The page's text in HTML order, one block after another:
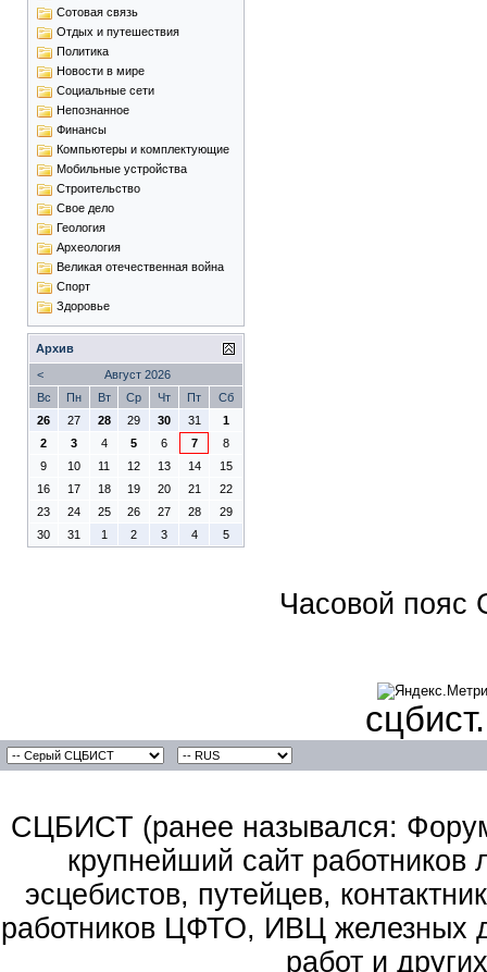
Сотовая связь
Отдых и путешествия
Политика
Новости в мире
Социальные сети
Непознанное
Финансы
Компьютеры и комплектующие
Мобильные устройства
Строительство
Свое дело
Геология
Археология
Великая отечественная война
Спорт
Здоровье
Архив
<
Август 2026
Вс
Пн Вт Ср Чт Пт
Сб
26
27 28 29 30 31
1
2
3 4 5 6 7
8
9
10 11 12 13 14
15
16
17 18 19 20 21
22
23
24 25 26 27 28
29
30
31 1 2 3 4 5
Часовой пояс
СЦБИСТ (ранее назывался:
крупнейший сайт работников
эсцебистов, путейцев,
работников ЦФТО, ИВЦ железных
работ и